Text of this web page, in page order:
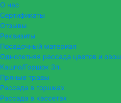
О нас
Сертификаты
Отзывы
Реквизиты
Посадочный материал
Однолетняя рассада цветов и
Кашпо/Горшок 3п.
Пряные травы
Рассада в горшках
Рассада в кассетах